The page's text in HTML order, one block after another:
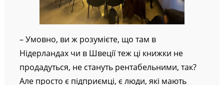
– Умовно, ви ж розумієте, що там в
Нідерландах чи в Швеції теж ці книжки не
продадуться, не стануть рентабельними, так?
Але просто є підприємці, є люди, які мають